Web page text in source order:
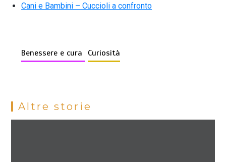
Cani e Bambini – Cuccioli a confronto
Benessere e cura Curiosità
Altre storie